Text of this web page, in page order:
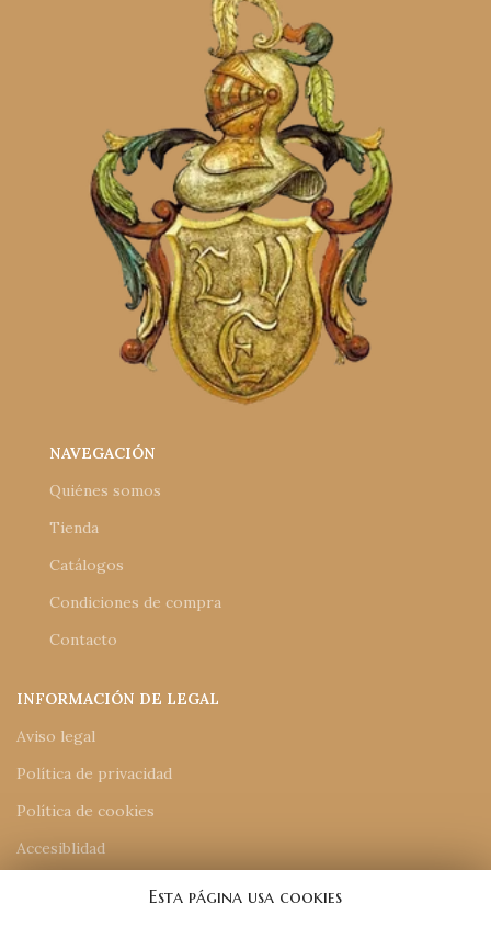
NAVEGACIÓN
Quiénes somos
Tienda
Catálogos
Condiciones de compra
Contacto
INFORMACIÓN DE LEGAL
Aviso legal
Política de privacidad
Política de cookies
Accesiblidad
Esta página usa cookies